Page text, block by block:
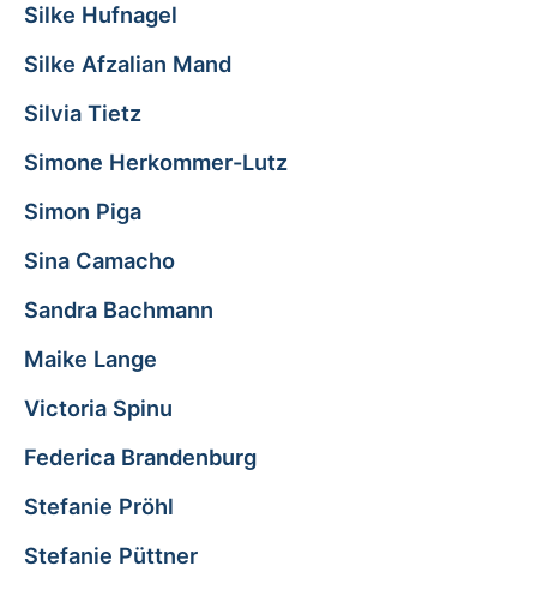
Silke Hufnagel
Silke Afzalian Mand
Silvia Tietz
Simone Herkommer-Lutz
Simon Piga
Sina Camacho
Sandra Bachmann
Maike Lange
Victoria Spinu
Federica Brandenburg
Stefanie Pröhl
Stefanie Püttner